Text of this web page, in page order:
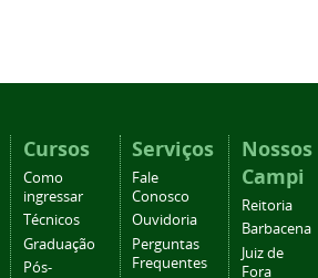
Cursos
Como
ingressar
Técnicos
Graduação
Pós-
Serviços
Fale
Conosco
Ouvidoria
Perguntas
Frequentes
Nossos
Campi
Reitoria
Barbacena
Juiz de
Fora